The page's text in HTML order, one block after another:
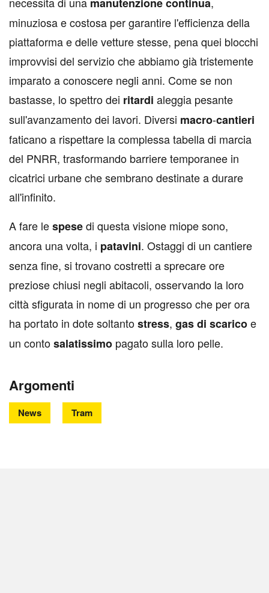
minuziosa e costosa per garantire l'efficienza della
piattaforma e delle vetture stesse, pena quei blocchi
improvvisi del servizio che abbiamo già tristemente
imparato a conoscere negli anni. Come se non
bastasse, lo spettro dei ritardi aleggia pesante
sull'avanzamento dei lavori. Diversi macro-cantieri
faticano a rispettare la complessa tabella di marcia
del PNRR, trasformando barriere temporanee in
cicatrici urbane che sembrano destinate a durare
all'infinito.
A fare lespesedi questa visione miope sono,
ancora una volta, i patavini. Ostaggi di un cantiere
senza fine, si trovano costretti a sprecare ore
preziose chiusi negli abitacoli, osservando la loro
città sfigurata in nome di un progresso che per ora
ha portato in dote soltantostress, gasdi scaricoe
un contosalatissimo pagato sulla loro pelle.
Argomenti
News Tram